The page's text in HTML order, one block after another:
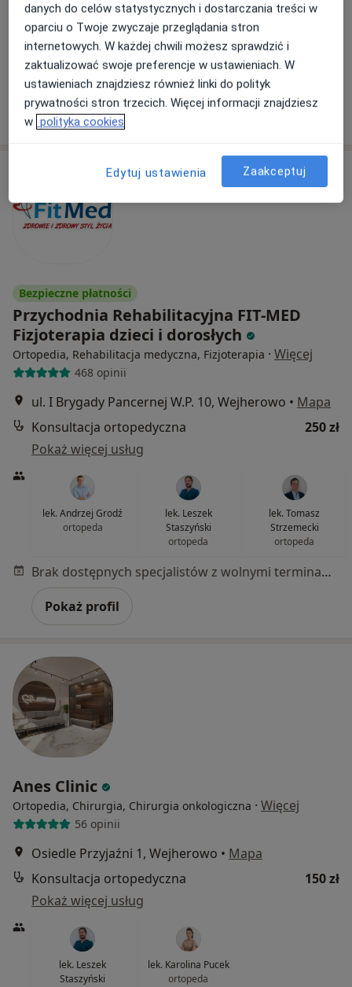
Osiedle Przyjaźni 1, Wejherowo •Mapa
Anes Clinic
Konsultacja ortopedyczna
Poproś o wizytę
Bezpieczne płatności
Przychodnia Rehabilitacyjna FIT-MED
Fizjoterapia dzieci i dorosłych
Ortopedia, Rehabilitacja medyczna, Fizjoterapia · Więcej
468 opinii
ul. I Brygady Pancernej W.P. 10, Wejherowo • Mapa
Konsultacja ortopedyczna
250 zł
Pokaż więcej usług
lek. Andrzej Grodź
ortopeda
lek. Leszek
Staszyński
ortopeda
lek. Tomasz
Strzemecki
ortopeda
Brak dostępnych specjalistów z wolnymi terminami w tym centrum medycznym.
Pokaż profil
Anes Clinic
Ortopedia, Chirurgia, Chirurgia onkologiczna · Więcej
56 opinii
Osiedle Przyjaźni 1, Wejherowo • Mapa
Konsultacja ortopedyczna
150 zł
Pokaż więcej usług
lek. Leszek
Staszyński
lek. Karolina Pucek
ortopeda
danych do celów statystycznych i dostarczania treści w
oparciu o Twoje zwyczaje przeglądania stron
internetowych. W każdej chwili możesz sprawdzić i
zaktualizować swoje preferencje w ustawieniach. W
ustawieniach znajdziesz również linki do polityk
prywatności stron trzecich. Więcej informacji znajdziesz
w polityka cookies
Edytuj ustawienia Zaakceptuj